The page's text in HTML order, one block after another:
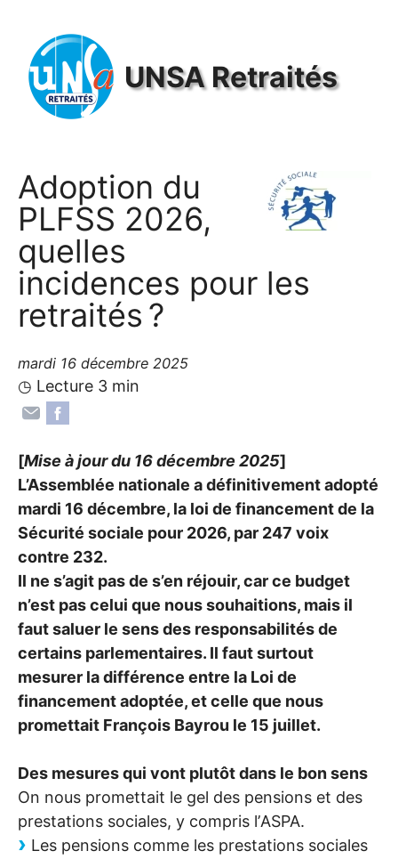
UNSARetraités
Adoption du
PLFSS 2026,
quelles
incidences pour les
retraités ?
mardi 16 décembre 2025
◷ Lecture 3 min
[Mise à jour du 16 décembre 2025]
L’Assemblée nationale a définitivement adopté
mardi 16 décembre, la loi de financement de la
Sécurité sociale pour 2026, par 247 voix
contre 232.
Il ne s’agit pas de s’en réjouir, car ce budget
n’est pas celui que nous souhaitions, mais il
faut saluer le sens des responsabilités de
certains parlementaires. Il faut surtout
mesurer la différence entre la Loi de
financement adoptée, et celle que nous
promettait François Bayrou le 15 juillet.
Des mesures qui vont plutôt dans le bon sens
On nous promettait le gel des pensions et des
prestations sociales, y compris l’ASPA.
Les pensions comme les prestations sociales